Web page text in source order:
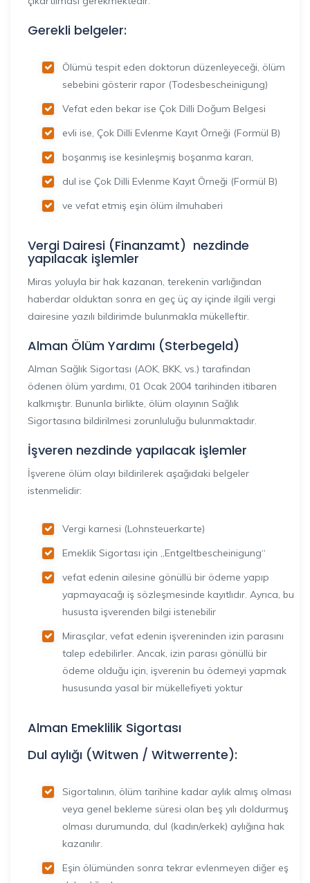
Gerekli belgeler:
Ölümü tespit eden doktorun düzenleyeceği, ölüm
sebebini gösterir rapor (Todesbescheinigung)
Vefat eden bekar ise Çok Dilli Doğum Belgesi
evli ise, Çok Dilli Evlenme Kayıt Örneği (Formül B)
boşanmış ise kesinleşmiş boşanma kararı,
dul ise Çok Dilli Evlenme Kayıt Örneği (Formül B)
ve vefat etmiş eşin ölüm ilmuhaberi
Vergi Dairesi (Finanzamt) nezdinde
yapılacak işlemler
Miras yoluyla bir hak kazanan, terekenin varlığından
haberdar olduktan sonra en geç üç ay içinde ilgili vergi
dairesine yazılı bildirimde bulunmakla mükelleftir.
Alman Ölüm Yardımı (Sterbegeld)
Alman Sağlık Sigortası (AOK, BKK, vs.) tarafindan
ödenen ölüm yardımı, 01 Ocak 2004 tarihinden itibaren
kalkmıştır. Bununla birlikte, ölüm olayının Sağlık
Sigortasına bildirilmesi zorunluluğu bulunmaktadır.
İşveren nezdinde yapılacak işlemler
İşverene ölüm olayı bildirilerek aşağıdaki belgeler
istenmelidir:
Vergi karnesi (Lohnsteuerkarte)
Emeklik Sigortası için „Entgeltbescheinigung“
vefat edenin ailesine gönüllü bir ödeme yapıp
yapmayacağı iş sözleşmesinde kayıtlıdır. Ayrıca, bu
hususta işverenden bilgi istenebilir
Mirasçılar, vefat edenin işvereninden izin parasını
talep edebilirler. Ancak, izin parası gönüllü bir
ödeme olduğu için, işverenin bu ödemeyi yapmak
hususunda yasal bir mükellefiyeti yoktur
Alman Emeklilik Sigortası
Dul aylığı (Witwen / Witwerrente):
Sigortalının, ölüm tarihine kadar aylık almış olması
veya genel bekleme süresi olan beş yılı doldurmuş
olması durumunda, dul (kadın/erkek) aylığına hak
kazanılır.
Eşin ölümünden sonra tekrar evlenmeyen diğer eş